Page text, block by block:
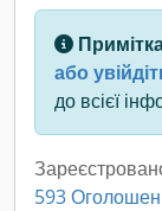
або
до всієї
593